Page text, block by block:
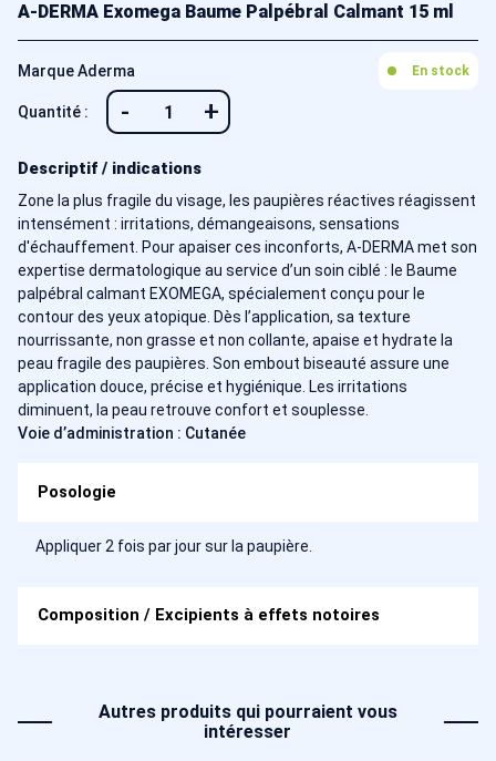
A-DERMA Exomega Baume Palpébral Calmant 15 ml
Marque Aderma En stock
Quantité : - +
Descriptif / indications
Zone la plus fragile du visage, les paupières réactives réagissent
intensément : irritations, démangeaisons, sensations
d'échauffement. Pour apaiser ces inconforts, A-DERMA met son
expertise dermatologique au service d’un soin ciblé : le Baume
palpébral calmant EXOMEGA, spécialement conçu pour le
contour des yeux atopique. Dès l’application, sa texture
nourrissante, non grasse et non collante, apaise et hydrate la
peau fragile des paupières. Son embout biseauté assure une
application douce, précise et hygiénique. Les irritations
diminuent, la peau retrouve confort et souplesse.
Voie d’administration : Cutanée
Posologie
Appliquer 2 fois par jour sur la paupière.
Composition / Excipients à effets notoires
Autres produits qui pourraient vous
intéresser